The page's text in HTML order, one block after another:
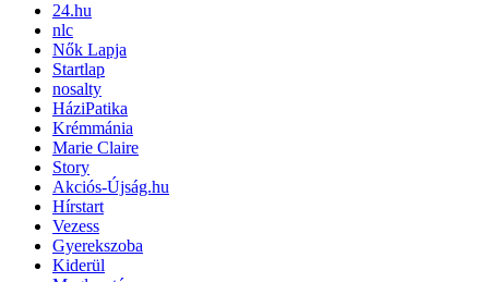
24.hu
nlc
Nők Lapja
Startlap
nosalty
HáziPatika
Krémmánia
Marie Claire
Story
Akciós-Újság.hu
Hírstart
Vezess
Gyerekszoba
Kiderül